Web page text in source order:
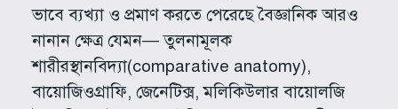
ভাবে ব্যখ্যা ও প্রমাণ করতে পেরেছে বৈজ্ঞানিক আরও
নানান ক্ষেত্র যেমন— তুলনামূলক
শারীরস্থানবিদ্যা(comparative anatomy),
বায়োজিওগ্রাফি, জেনেটিক্স, মলিকিউলার বায়োলজি